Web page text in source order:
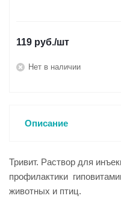
119 руб./шт
Нет в наличии
Описание
Тривит. Раствор для
профилактики
животных и птиц.